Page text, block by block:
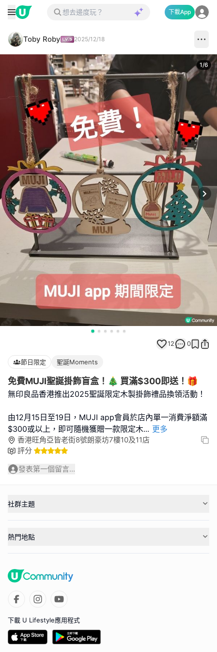
下載App
Toby Roby 2025/12/18
1/6
12 0
節日限定 聖誕Moments
免費MUJI聖誕掛飾盲盒！🎄 買滿$300即送！🎁
無印良品香港推出2025聖誕限定木製掛飾禮品換領活動！
由12月15日至19日，MUJI app會員於店內單一消費淨額滿
$300或以上，即可隨機獲贈一款限定木... 更多
香港旺角亞皆老街8號朗豪坊7樓10及11店
評分
發表第一個留言...
社群主題
熱門地點
下載 U Lifestyle應用程式